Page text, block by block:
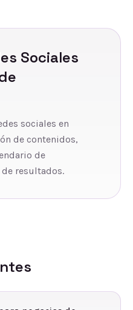
Sociales
sociales en
de contenidos,
de
resultados.